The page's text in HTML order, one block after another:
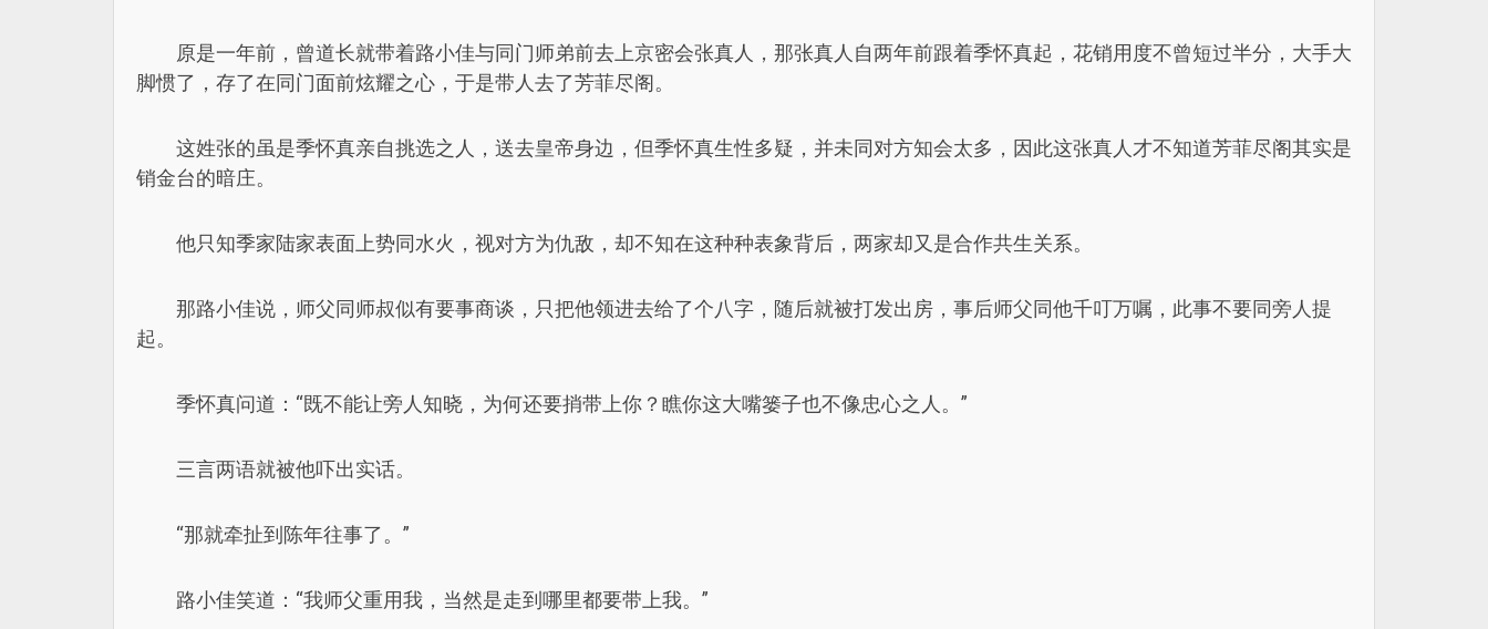
原是一年前，曾道长就带着路小佳与同门师弟前去上京密会张真人，那张真人自两年前跟着季怀真起，花销用度不曾短过半分，大手大
脚惯了，存了在同门面前炫耀之心，于是带人去了芳菲尽阁。
这姓张的虽是季怀真亲自挑选之人，送去皇帝身边，但季怀真生性多疑，并未同对方知会太多，因此这张真人才不知道芳菲尽阁其实是
销金台的暗庄。
他只知季家陆家表面上势同水火，视对方为仇敌，却不知在这种种表象背后，两家却又是合作共生关系。
那路小佳说，师父同师叔似有要事商谈，只把他领进去给了个八字，随后就被打发出房，事后师父同他千叮万嘱，此事不要同旁人提
起。
季怀真问道：“既不能让旁人知晓，为何还要捎带上你？瞧你这大嘴篓子也不像忠心之人。”
三言两语就被他吓出实话。
“那就牵扯到陈年往事了。”
路小佳笑道：“我师父重用我，当然是走到哪里都要带上我。”